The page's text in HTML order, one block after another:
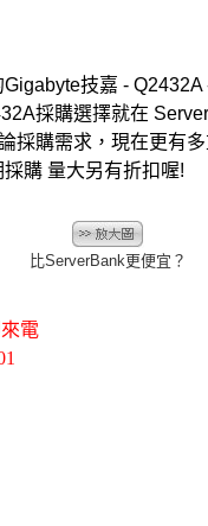
技嘉 - Q2432A
採購選擇就在
採購需求，現在更有
購 量大另有折扣喔!
比ServerBank更便宜？
電